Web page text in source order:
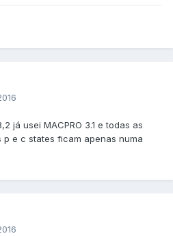
já usei MACPRO 3.1 e todas as
e c states ficam apenas numa